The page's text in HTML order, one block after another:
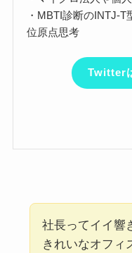
・MBTI診断のINTJ-
位原点思考
Twitter
社長ってイイ響
きれいなオフィ